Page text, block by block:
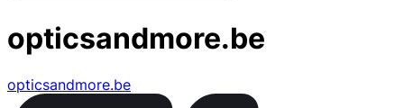
opticsandmore.be
opticsandmore.be